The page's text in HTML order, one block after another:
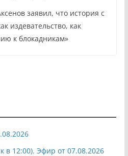
заявил, что история с
издевательство, как
к блокадникам»
в 12:00). Эфир от 07.08.2026